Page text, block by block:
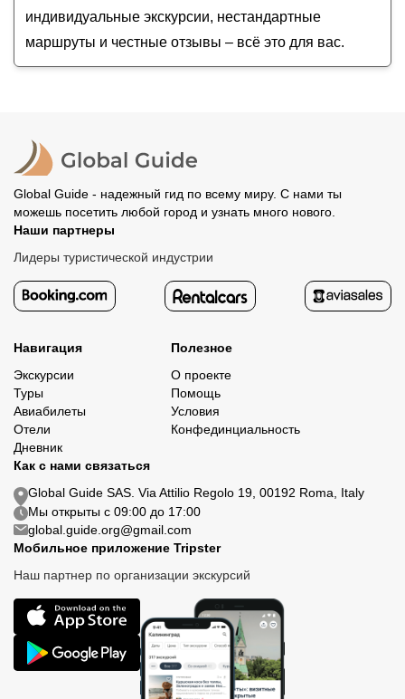
индивидуальные экскурсии, нестандартные
маршруты и честные отзывы – всё это для вас.
Global Guide - надежный гид по всему миру. С нами ты
можешь посетить любой город и узнать много нового.
Наши партнеры
Лидеры туристической индустрии
Навигация
Экскурсии
Туры
Авиабилеты
Отели
Дневник
Полезное
О проекте
Помощь
Условия
Конфединциальность
Как с нами связаться
Global Guide SAS. Via Attilio Regolo 19, 00192 Roma, Italy
Мы открыты с 09:00 до 17:00
global.guide.org@gmail.com
Мобильное приложение Tripster
Наш партнер по организации экскурсий